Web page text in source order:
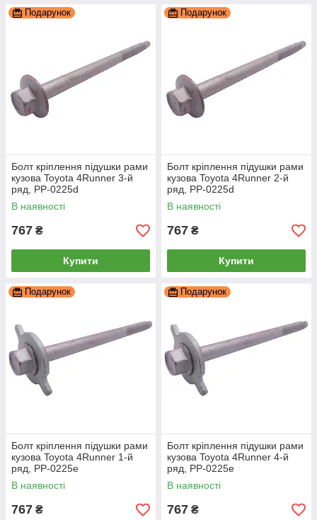
Подарунок
Болт кріплення підушки рами
кузова Toyota 4Runner 3-й
ряд, PP-0225d
В наявності
767 ₴
Купити
Подарунок
Болт кріплення підушки рами
кузова Toyota 4Runner 2-й
ряд, PP-0225d
В наявності
767 ₴
Купити
Подарунок
Болт кріплення підушки рами
кузова Toyota 4Runner 1-й
ряд, PP-0225e
В наявності
767 ₴
Подарунок
Болт кріплення підушки рами
кузова Toyota 4Runner 4-й
ряд, PP-0225e
В наявності
767 ₴